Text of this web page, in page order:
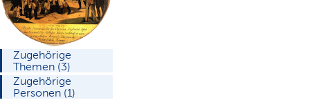
Zugehörige
Themen (3)
Zugehörige
Personen (1)